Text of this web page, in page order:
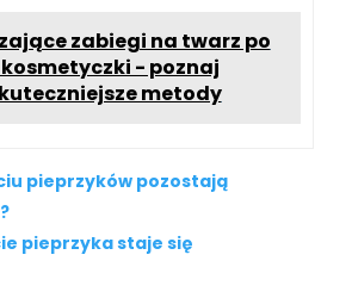
zabiegi na twarz po
kosmetyczki - poznaj
metody
pieprzyków pozostają
pieprzyka staje się